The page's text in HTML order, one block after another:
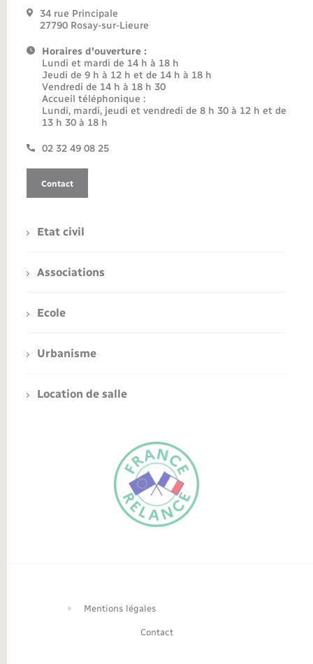
34 rue Principale
27790 Rosay-sur-Lieure
Horaires d'ouverture :
Lundi et mardi de 14 h à 18 h
Jeudi de 9 h à 12 h et de 14 h à 18 h
Vendredi de 14 h à 18 h 30
Accueil téléphonique :
Lundi, mardi, jeudi et vendredi de 8 h 30 à 12 h et de
13 h 30 à 18 h
02 32 49 08 25
Contact
Etat civil
Associations
Ecole
Urbanisme
Location de salle
Mentions légales
Contact